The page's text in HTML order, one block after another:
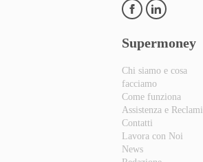
Supermoney
Chi siamo e cosa
facciamo
Come funziona
Assistenza e Reclami
Contatti
Lavora con Noi
News